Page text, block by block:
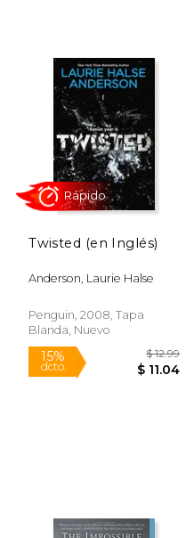
15%
dcto.
$ 21.99
$ 18.69
Rápido
Twisted (en Inglés)
Anderson, Laurie Halse
Penguin, 2008, Tapa
Blanda, Nuevo